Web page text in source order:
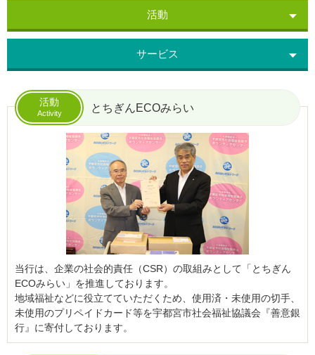
活動
サービス
活動
Activity とちぎんECOみらい
当行は、企業の社会的責任（CSR）の取組みとして「とちぎん
ECOみらい」を推進しております。
地域福祉などに役立てていただくため、使用済・未使用の切手、
未使用のプリペイドカード等を宇都宮市社会福祉協議会『善意銀
行』に寄付しております。